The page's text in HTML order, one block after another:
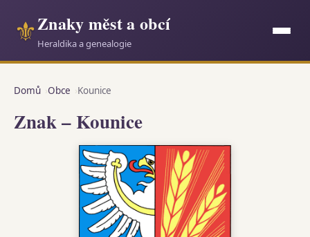
⚜Znaky měst a obcí
Heraldika a genealogie
Domů Obce Kounice
Znak – Kounice